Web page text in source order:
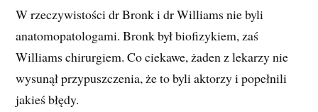
W rzeczywistości dr Bronk i dr Williams nie byli
anatomopatologami. Bronk był biofizykiem, zaś
Williams chirurgiem. Co ciekawe, żaden z lekarzy nie
wysunął przypuszczenia, że to byli aktorzy i popełnili
jakieś błędy.